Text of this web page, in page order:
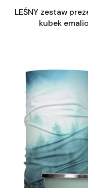
LEŚNY zestaw
kubek